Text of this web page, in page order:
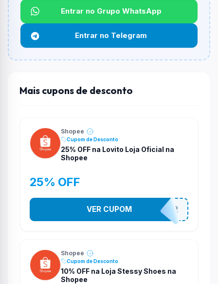
Funciona em qualquer produto?
Não necessariamente. Depende de itens participantes
e alguns vendedores ou produtos especificos podem
não aceitar cupons.
Entrar no Grupo WhatsApp
Entrar no Telegram
Mais cupons de desconto
Shopee
Cupom de Desconto
25% OFF na Lovito Loja Oficial na
Shopee
25% OFF
141525852
VER CUPOM
Shopee
Cupom de Desconto
10% OFF na Loja Stessy Shoes na
Shopee